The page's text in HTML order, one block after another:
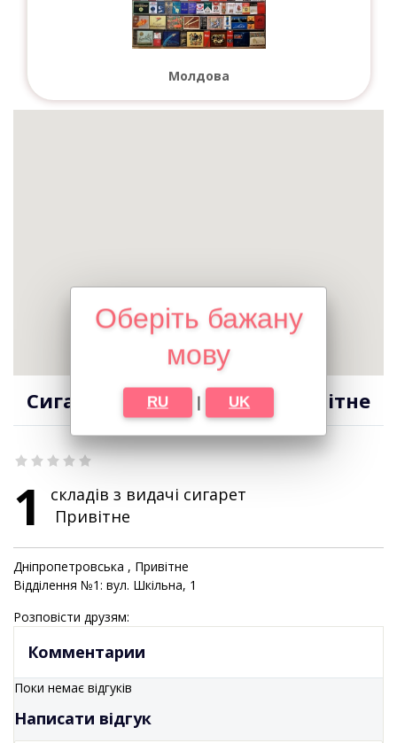
Оберіть бажану
мову
RU | UK
Молдова
Сигарети оптом в місті Привітне
1
складів з видачі сигарет
Привітне
Дніпропетровська , Привітне
Відділення №1: вул. Шкільна, 1
Розповісти друзям:
Комментарии
Поки немає відгуків
Написати відгук